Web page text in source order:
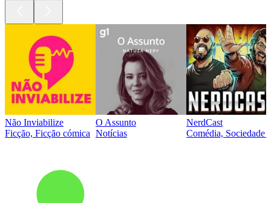
Não Inviabilize
Ficção, Ficção cómica
O Assunto
Notícias
NerdCast
Comédia, Sociedade